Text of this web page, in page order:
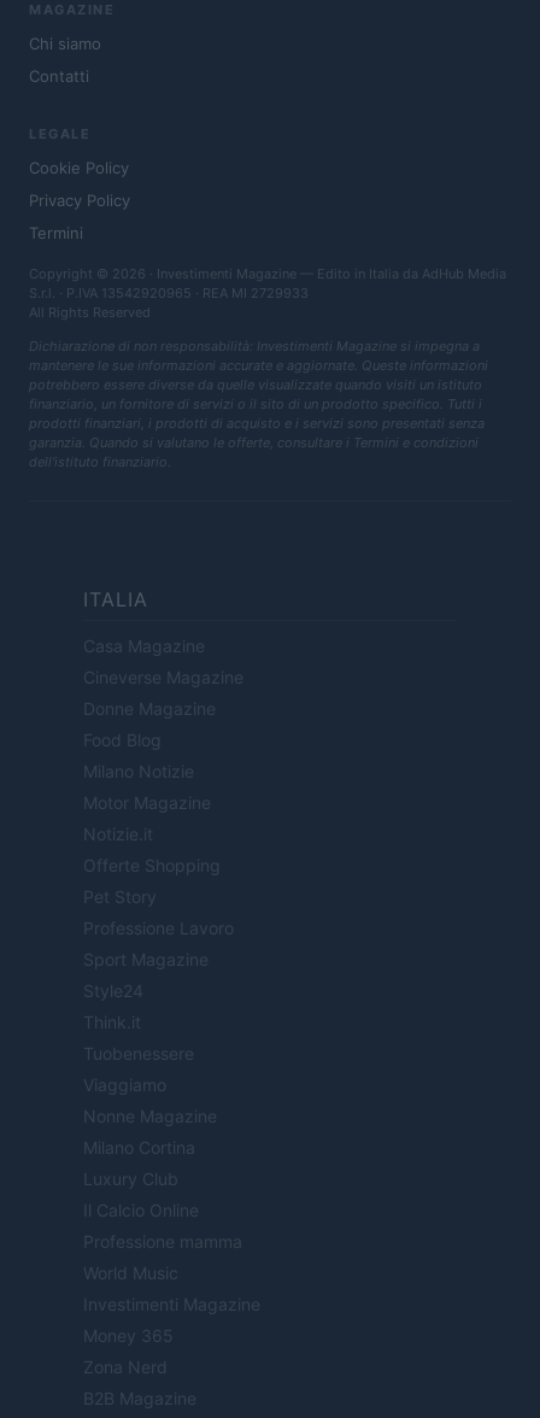
MAGAZINE
Chi siamo
Contatti
LEGALE
Cookie Policy
Privacy Policy
Termini
Copyright © 2026 · Investimenti Magazine — Edito in Italia da AdHub Media
S.r.l. · P.IVA 13542920965 · REA MI 2729933
All Rights Reserved
Dichiarazione di non responsabilità: Investimenti Magazine si impegna a
mantenere le sue informazioni accurate e aggiornate. Queste informazioni
potrebbero essere diverse da quelle visualizzate quando visiti un istituto
finanziario, un fornitore di servizi o il sito di un prodotto specifico. Tutti i
prodotti finanziari, i prodotti di acquisto e i servizi sono presentati senza
garanzia. Quando si valutano le offerte, consultare i Termini e condizioni
dell'istituto finanziario.
ITALIA
Casa Magazine
Cineverse Magazine
Donne Magazine
Food Blog
Milano Notizie
Motor Magazine
Notizie.it
Offerte Shopping
Pet Story
Professione Lavoro
Sport Magazine
Style24
Think.it
Tuobenessere
Viaggiamo
Nonne Magazine
Milano Cortina
Luxury Club
Il Calcio Online
Professione mamma
World Music
Investimenti Magazine
Money 365
Zona Nerd
B2B Magazine